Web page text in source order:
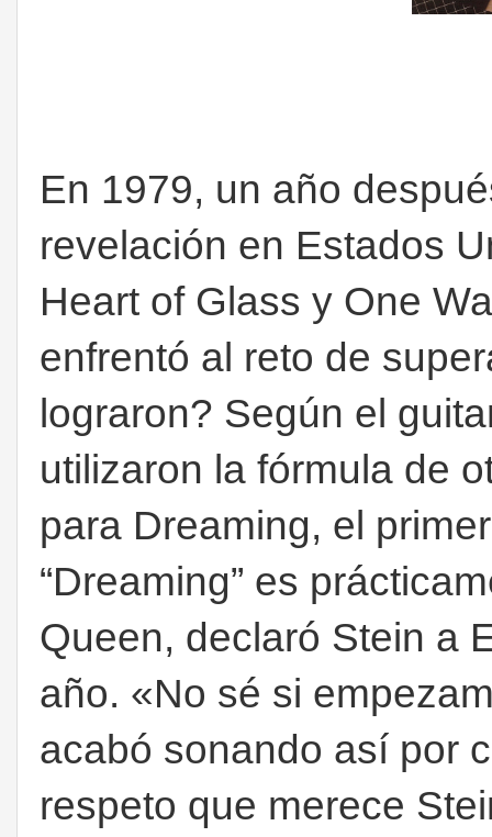
En 1979, un año
revelación en Estados
Heart of Glass y One
enfrentó al reto de
lograron? Según el
utilizaron la fórmula de
para Dreaming, el
“Dreaming” es
Queen, declaró Stein a
año. «No sé si
acabó sonando así por
respeto que merece